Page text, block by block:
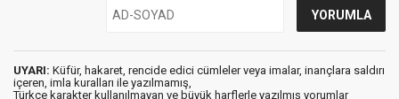
UYARI: Küfür, hakaret, rencide edici cümleler veya imalar, inançlara saldırı
içeren, imla kuralları ile yazılmamış,
Türkçe karakter kullanılmayan ve büyük harflerle yazılmış yorumlar